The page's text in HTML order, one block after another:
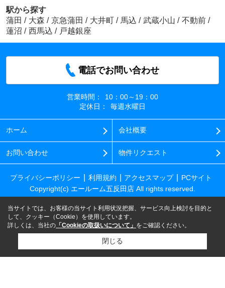
駅から探す
蒲田 / 大森 / 京急蒲田 / 大井町 / 馬込 / 武蔵小山 / 不動前 /
蓮沼 / 西馬込 / 戸越銀座
電話でお問い合わせ
営業時間：
10：00～19：00
定休日：
毎週水曜日
ホーム 会社概要
お問い合わせ 物件リクエスト
プライバシーポリシー 利用規約 アクセスマップ
PCサイト
Copyright(c) エールーム五反田店 All rights reserved.
当サイトでは、お客様の当サイト利用状況把握、サービス向上検討を目的と
して、クッキー（Cookie）を使用しています。
詳しくは、当社の 「Cookieの取扱いについて」 をご確認ください。
閉じる